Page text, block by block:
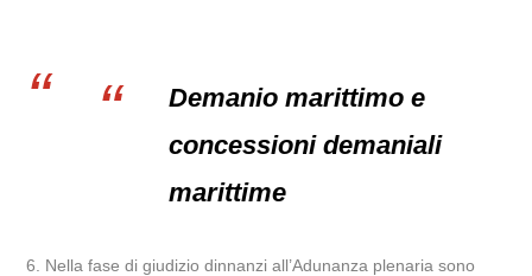
Demanio marittimo e
concessioni demaniali
marittime
6. Nella fase di giudizio dinnanzi all’Adunanza plenaria sono